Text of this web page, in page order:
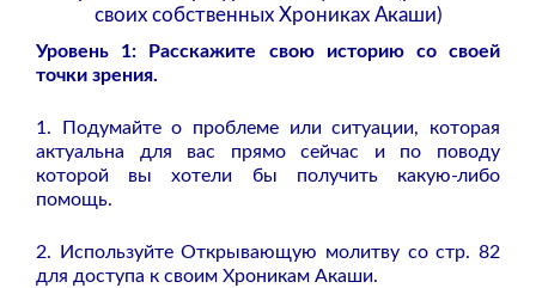
своих собственных Хрониках Акаши)
Уровень 1: Расскажите свою историю со своей
точки зрения.
1. Подумайте о проблеме или ситуации, которая
актуальна для вас прямо сейчас и по поводу
которой вы хотели бы получить какую-либо
помощь.
2. Используйте Открывающую молитву со стр. 82
для доступа к своим Хроникам Акаши.